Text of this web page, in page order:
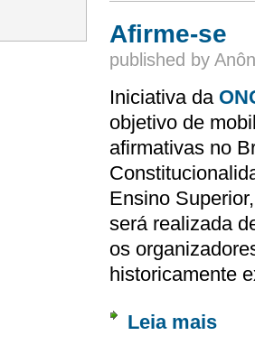
Afirme-se
published by
Iniciativa da
objetivo de
afirmativas no
Ensino
será realizada
os
historicamente
Leia mais